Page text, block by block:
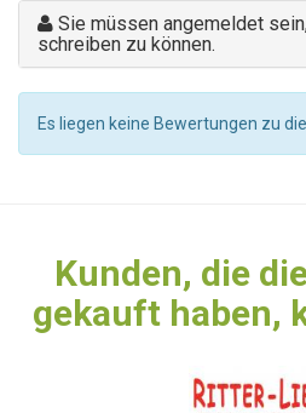
Sie müssen angemeldet
schreiben zu können.
Es liegen keine Bewertungen zu
Kunden, die
gekauft haben,